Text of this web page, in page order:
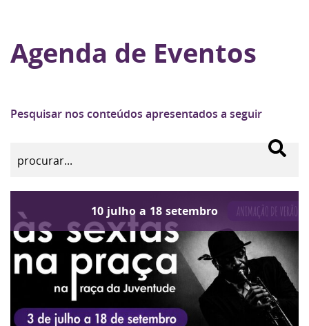
Agenda de Eventos
Pesquisar nos conteúdos apresentados a seguir
10 julho a 18 setembro